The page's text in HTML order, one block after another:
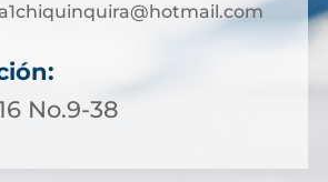
No.9-38